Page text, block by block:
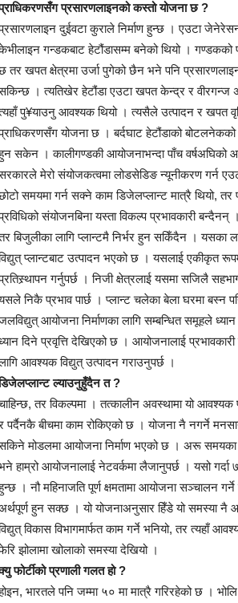
प्रसारणलाइनको कस्तो योजना छ ?
दुईवटा कुराले निर्माण हुन्छ । एउटा
गन्डकबाट हेटौंडासम्म बनेको थियो । गण्डकको
तर खपत क्षेत्रमा उर्जा पुगेको छैन भने पनि
। त्यतिखेर हेटौंडा एउटा खपत केन्द्र र वीरगन्ज
पु¥याउनु आवश्यक थियो । त्यसैले उत्पादन र खपत
योजना छ । बर्दघाट हेटौंडाको
सकेन । कालीगण्डकी आयोजनाभन्दा पाँच वर्षअघिको
मेरो संयोजकत्वमा लोडसेडिङ न्यूनीकरण गर्न
समयमा गर्न सक्ने काम डिजेलप्लान्ट मात्रै थियो,
संयोजनबिना यस्ता विकल्प प्रभावकारी
बिजुलीका लागि प्लान्टमै निर्भर हुन सकिँदैन । यसका
प्लान्टबाट उत्पादन भएको छ । यसलाई एकीकृत
गर्नुपर्छ । निजी क्षेत्रलाई यसमा सजिलै
निकै प्रभाव पार्छ । प्लान्ट चलेका बेला घरमा बस्न
आयोजना निर्माणका लागि सम्बन्धित समूहले
दिने प्रवृत्ति देखिएको छ । आयोजनालाई
आवश्यक विद्युत् उत्पादन गराउनुपर्छ ।
ल्याउनुहुँदैन त ?
तर विकल्पमा । तत्कालीन अवस्थामा यो आवश्यक
पर्दैनकै बीचमा काम रोकिएको छ । योजना नै नगर्ने
मोडलमा आयोजना निर्माण भएको छ । अरू समयका
हाम्रो आयोजनालाई नेटवर्कमा लैजानुपर्छ । यसो गर्दा
। नौ महिनाजति पूर्ण क्षमतामा आयोजना सञ्चालन
हुन सक्छ । यो योजनाअनुसार हिँडे यो समस्या
विकास विभागमार्फत काम गर्ने भनियो, तर
झोलामा खोलाको समस्या देखियो ।
फोर्टीको प्रणाली गलत हो ?
भारतले पनि जम्मा ५० मा मात्रै गरिरहेको छ ।